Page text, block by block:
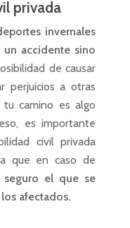
privada
invernales
accidente sino
de causar
perjuicios a otras
camino es algo
es importante
civil privada
que en caso de
seguro el que se
afectados.